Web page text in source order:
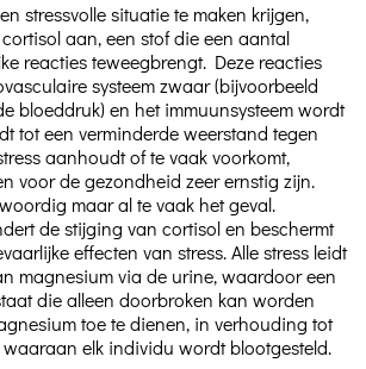
stressvolle situatie te maken krijgen,
aan, een stof die een aantal
reacties teweegbrengt. Deze reacties
systeem zwaar (bijvoorbeeld
bloeddruk) en het immuunsysteem wordt
tot een verminderde weerstand tegen
aanhoudt of te vaak voorkomt,
voor de gezondheid zeer ernstig zijn.
maar al te vaak het geval.
de stijging van cortisol en beschermt
effecten van stress. Alle stress leidt
magnesium via de urine, waardoor een
die alleen doorbroken kan worden
toe te dienen, in verhouding tot
waaraan elk individu wordt blootgesteld.